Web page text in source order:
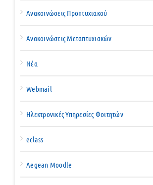
Ανακοινώσεις Προπτυχιακού
Ανακοινώσεις Μεταπτυχιακών
Νέα
Webmail
Ηλεκτρονικές Υπηρεσίες Φοιτητών
eclass
Aegean Moodle